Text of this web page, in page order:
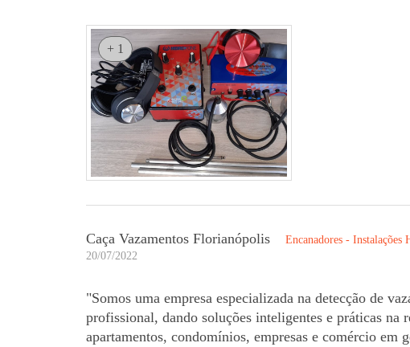
+ 1
Caça Vazamentos Florianópolis Encanadores - Instalações
20/07/2022
"Somos uma empresa especializada na detecção de
profissional, dando soluções inteligentes e práticas na
apartamentos, condomínios, empresas e comércio em